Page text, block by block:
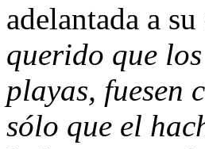
adelantada a
querido que
playas, fuesen
sólo que el